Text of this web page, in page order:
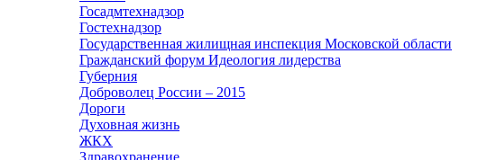
Госадмтехнадзор
Гостехнадзор
Государственная жилищная инспекция Московской области
Гражданский форум Идеология лидерства
Губерния
Доброволец России – 2015
Дороги
Духовная жизнь
ЖКХ
Здравохранение